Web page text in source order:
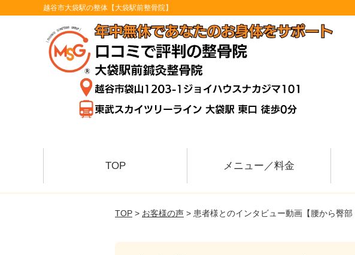
越谷市大袋駅の整体【大袋駅前整骨院】
TOP メニュー／料金
TOP > お客様の声 > 患者様とのインタビュー動画【腰から臀部